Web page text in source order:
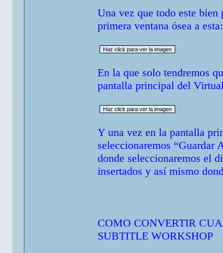
Una vez que todo este
primera ventana ósea a esta:
En la que solo tendremos
pantalla principal del
Y una vez en la pantalla
seleccionaremos “Guardar
donde seleccionaremos el
insertados y así mismo
COMO CONVERTIR
SUBTITLE WORKSHOP